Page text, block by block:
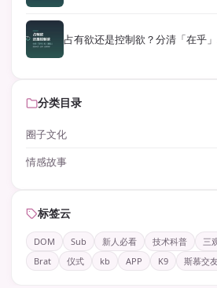
占有欲还是控制欲？分清「在乎」
分类目录
圈子文化
情感故事
标签云
DOM Sub 新人必看 技术科普 三
Brat
仪式 kb APP K9 斯慕交